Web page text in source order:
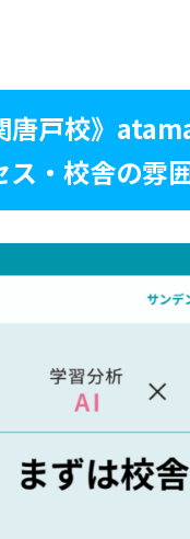
唐戸校》
ス・校舎の雰